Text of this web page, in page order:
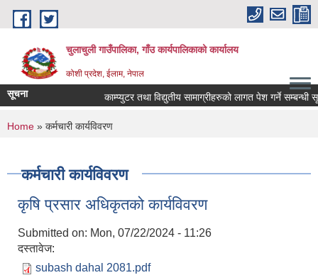
Skip to main content
चुलाचुली गाउँपालिका, गाँउ कार्यपालिकाको कार्यालय
कोशी प्रदेश, ईलाम, नेपाल
सूचना काम्प्युटर तथा विद्युतीय सामाग्रीहरुको लागत पेश गर्ने सम्बन्धी
You are here
Home » कर्मचारी कार्यविवरण
कर्मचारी कार्यविवरण
कृषि प्रसार अधिकृतको कार्यविवरण
Submitted on: Mon, 07/22/2024 - 11:26
दस्तावेज:
subash dahal 2081.pdf